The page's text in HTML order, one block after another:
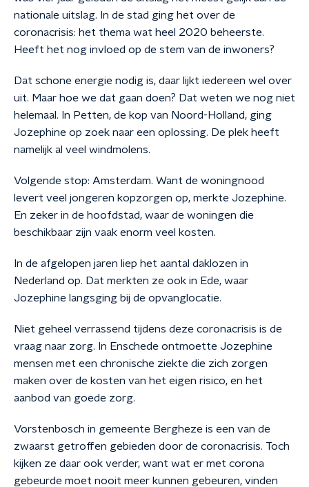
nationale uitslag. In de stad ging het over de
coronacrisis: het thema wat heel 2020 beheerste.
Heeft het nog invloed op de stem van de inwoners?
Dat schone energie nodig is, daar lijkt iedereen wel over
uit. Maar hoe we dat gaan doen? Dat weten we nog niet
helemaal. In Petten, de kop van Noord-Holland, ging
Jozephine op zoek naar een oplossing. De plek heeft
namelijk al veel windmolens.
Volgende stop: Amsterdam. Want de woningnood
levert veel jongeren kopzorgen op, merkte Jozephine.
En zeker in de hoofdstad, waar de woningen die
beschikbaar zijn vaak enorm veel kosten.
In de afgelopen jaren liep het aantal daklozen in
Nederland op. Dat merkten ze ook in Ede, waar
Jozephine langsging bij de opvanglocatie.
Niet geheel verrassend tijdens deze coronacrisis is de
vraag naar zorg. In Enschede ontmoette Jozephine
mensen met een chronische ziekte die zich zorgen
maken over de kosten van het eigen risico, en het
aanbod van goede zorg.
Vorstenbosch in gemeente Bergheze is een van de
zwaarst getroffen gebieden door de coronacrisis. Toch
kijken ze daar ook verder, want wat er met corona
gebeurde moet nooit meer kunnen gebeuren, vinden